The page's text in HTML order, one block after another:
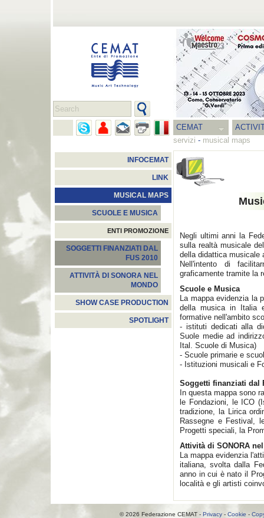
CEMAT
servizi - musical maps
INFOCEMAT
LINK
MUSICAL MAPS
SCUOLE E MUSICA
ENTI PROMOZIONE
SOGGETTI FINANZIATI DAL
FUS 2010
ATTIVITÀ DI SONORA NEL
MONDO
SHOW CASE PRODUCTION
SPOTLIGHT
Negli ultimi anni la
sulla realtà musicale
della didattica musicale
Nell'intento di
graficamente tramite la
Scuole e Musica
La mappa evidenzia la
della musica in Italia
formative nell'ambito
- istituti dedicati alla
Suole medie ad
Ital. Scuole di Musica)
- Scuole primarie e
- Istituzioni musicali e
Soggetti finanziati dal
In questa mappa sono
le Fondazioni, le ICO
tradizione, la Lirica
Rassegne e Festival,
Progetti speciali, la
Attività di SONORA
La mappa evidenzia
italiana, svolta dalla
anno in cui è nato il
località e gli artisti
© 2026 Federazione CEMAT - Privacy - Cookie -